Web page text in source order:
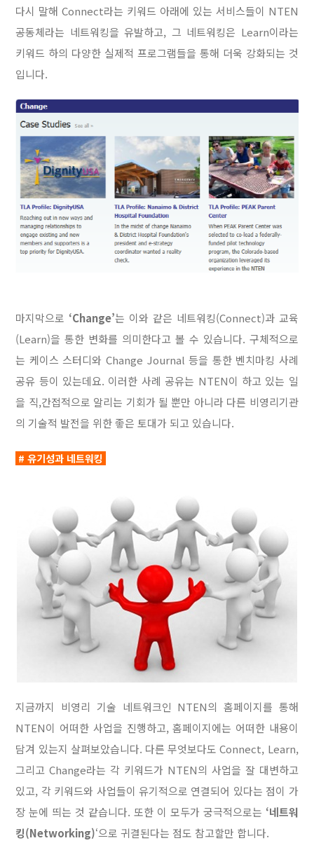
다시 말해 Connect라는 키워드 아래에 있는 서비스들이 NTEN
공동체라는 네트워킹을 유발하고, 그 네트워킹은 Learn이라는
키워드 하의 다양한 실제적 프로그램들을 통해 더욱 강화되는 것
입니다.
마지막으로 ‘Change’는 이와 같은 네트워킹(Connect)과 교육
(Learn)을 통한 변화를 의미한다고 볼 수 있습니다. 구체적으로
는 케이스 스터디와 Change Journal 등을 통한 벤치마킹 사례
공유 등이 있는데요. 이러한 사례 공유는 NTEN이 하고 있는 일
을 직,간접적으로 알리는 기회가 될 뿐만 아니라 다른 비영리기관
의 기술적 발전을 위한 좋은 토대가 되고 있습니다.
# 유기성과 네트워킹
지금까지 비영리 기술 네트워크인 NTEN의 홈페이지를 통해
NTEN이 어떠한 사업을 진행하고, 홈페이지에는 어떠한 내용이
담겨 있는지 살펴보았습니다. 다른 무엇보다도 Connect, Learn,
그리고 Change라는 각 키워드가 NTEN의 사업을 잘 대변하고
있고, 각 키워드와 사업들이 유기적으로 연결되어 있다는 점이 가
장 눈에 띄는 것 같습니다. 또한 이 모두가 궁극적으로는 ‘네트워
킹(Networking)‘으로 귀결된다는 점도 참고할만 합니다.